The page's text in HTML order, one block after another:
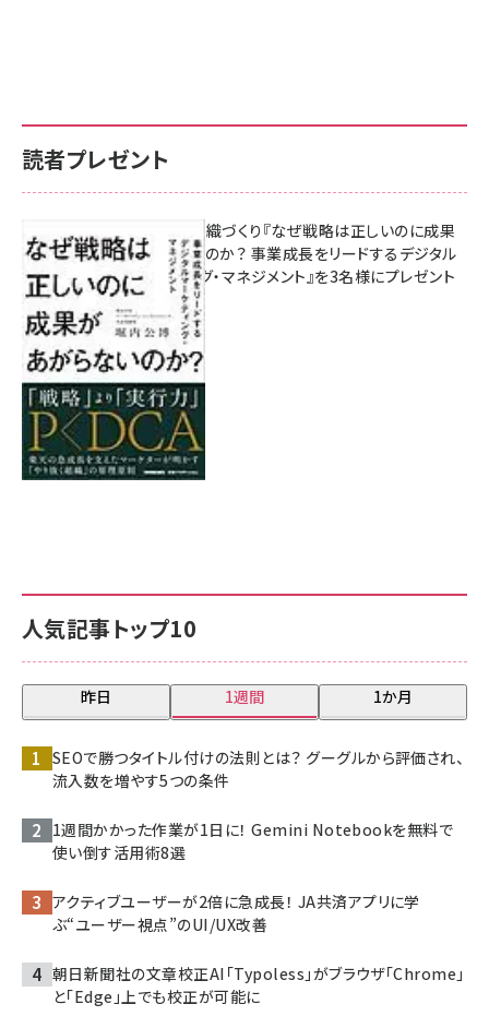
人気記事トップ10
昨日 1週間 1か月
SEOで勝つタイトル付けの法則とは？ グーグルから評価され、
流入数を増やす5つの条件
1週間かかった作業が1日に！ Gemini Notebookを無料で
使い倒す活用術8選
アクティブユーザーが2倍に急成長！ JA共済アプリに学
ぶ“ユーザー視点”のUI/UX改善
朝日新聞社の文章校正AI「Typoless」がブラウザ「Chrome」
と「Edge」上でも校正が可能に
読者プレゼント
成果を生む組織づくり『なぜ戦略は正しいのに成果
があがらないのか？ 事業成長をリードするデジタル
マーケティング・マネジメント』を3名様にプレゼント
8月7日 10:00